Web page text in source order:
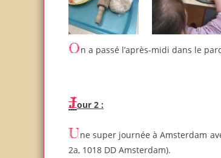
On a passé l’après-midi dans le
Jour 2 :
Une super journée à Amsterdam
2a, 1018 DD Amsterdam).